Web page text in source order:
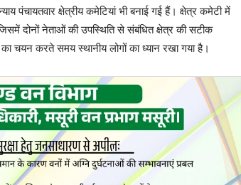
पंचायतवार क्षेत्रीय कमेटियां भी बनाई गई हैं। क्षेत्र कमेटी में
दोनों नेताओं की उपस्थिति से संबंधित क्षेत्र की सटीक
चयन करते समय स्थानीय लोगों का ध्यान रखा गया है।